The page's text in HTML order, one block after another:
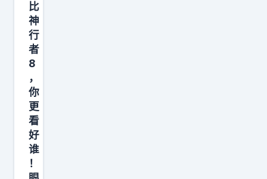
混
，
预
算
卡
在
2
0
‑
2
不
纠
结
。
i
6
车
身
最
小
（
比
神
行
者
8
，
你
更
看
好
谁
！